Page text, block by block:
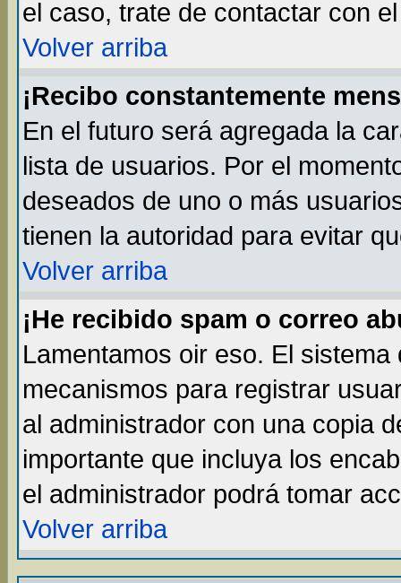
el caso, trate de contactar con
Volver arriba
¡Recibo constantemente
En el futuro será agregada la
lista de usuarios. Por el
deseados de uno o más
tienen la autoridad para evitar
Volver arriba
¡He recibido spam o correo
Lamentamos oir eso. El
mecanismos para registrar
al administrador con una copia
importante que incluya los
el administrador podrá tomar
Volver arriba